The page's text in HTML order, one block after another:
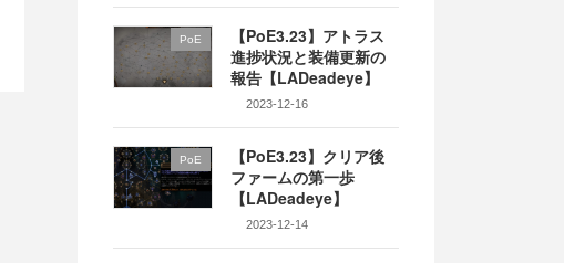
PoE
【PoE3.23】アトラス
進捗状況と装備更新の
報告【LADeadeye】
2023-12-16
PoE
【PoE3.23】クリア後
ファームの第一歩
【LADeadeye】
2023-12-14